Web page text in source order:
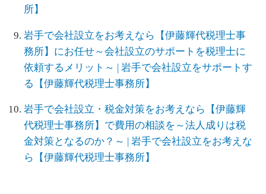
所】
岩手で会社設立をお考えなら【伊藤輝代税理士事
務所】にお任せ～会社設立のサポートを税理士に
依頼するメリット～ | 岩手で会社設立をサポートす
る【伊藤輝代税理士事務所】
岩手で会社設立・税金対策をお考えなら【伊藤輝
代税理士事務所】で費用の相談を～法人成りは税
金対策となるのか？～ | 岩手で会社設立をお考えな
ら【伊藤輝代税理士事務所】